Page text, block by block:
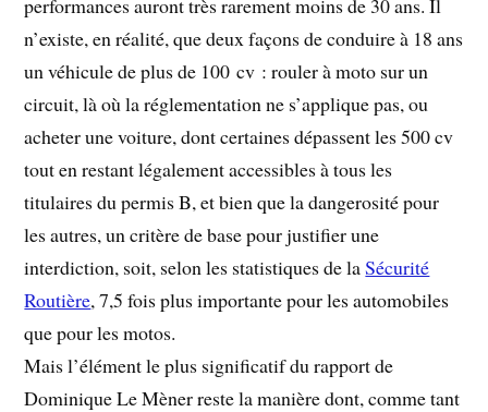
performances auront très rarement moins de 30 ans. Il
n’existe, en réalité, que deux façons de conduire à 18 ans
un véhicule de plus de 100 cv : rouler à moto sur un
circuit, là où la réglementation ne s’applique pas, ou
acheter une voiture, dont certaines dépassent les 500 cv
tout en restant légalement accessibles à tous les
titulaires du permis B, et bien que la dangerosité pour
les autres, un critère de base pour justifier une
interdiction, soit, selon les statistiques de laSécurité
Routière, 7,5 fois plus importante pour les automobiles
que pour les motos.
Mais l’élément le plus significatif du rapport de
Dominique Le Mèner reste la manière dont, comme tant